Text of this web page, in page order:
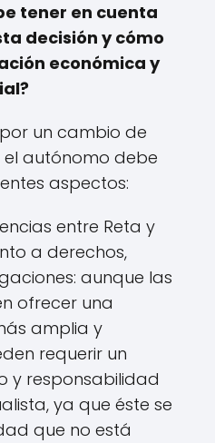
tener en cuenta
decisión y cómo
económica y
un cambio de
el autónomo debe
aspectos:
entre Reta y
a derechos,
aunque las
ofrecer una
amplia y
requerir un
y responsabilidad
ya que éste se
que no está